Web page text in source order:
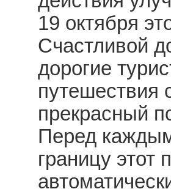
19 октября
Счастливой
дорогие
путешествия
прекрасный
Перед
границу этот